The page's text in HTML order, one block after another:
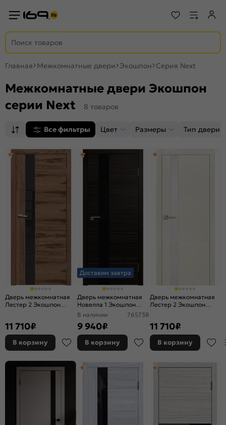
Главная Межкомнатные двери Экошпон Серия Next
Межкомнатные двери Экошпон
серии Next
8 товаров
Все фильтры Цвет Размеры Тип двери
Дверь межкомнатная
Лестер 2 Экошпон
чёрный, каркасно-
щитовая
11 710₽
В корзину
Доставим завтра
Дверь межкомнатная
Новелла 1 Экошпон
Венге, остекленная,
каркасно-щитовая
В наличии 765738
9 940₽
В корзину
Дверь межкомнатная
Лестер 2 Экошпон
белый, каркасно-
щитовая
11 710₽
В корзину